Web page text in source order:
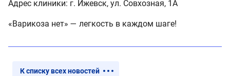
Адрес клиники: г. Ижевск, ул. Совхозная, 1А
«Варикоза нет» — легкость в каждом шаге!
К списку всех новостей